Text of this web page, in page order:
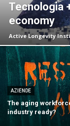
Tecnologia
economy
Active Longevity
AZIENDE
The aging
industry ready?